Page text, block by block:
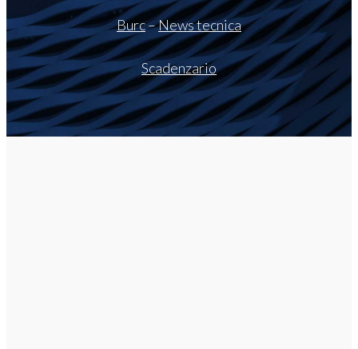
Burc–News tecnica
Scadenzario